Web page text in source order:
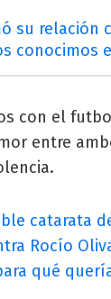
su relación
conocimos
con el
entre
catarata
Rocío
qué